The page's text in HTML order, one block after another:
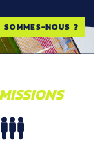
SOMMES-NOUS ?